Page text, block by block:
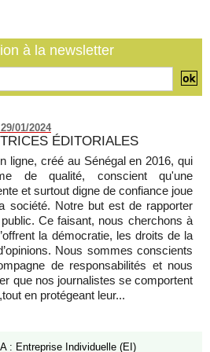
en hausse et poursuit sa course
à la newsletter
29/01/2024
ÉDITORIALES
ligne, créé au Sénégal en 2016, qui
de qualité, conscient qu'une
et surtout digne de confiance joue
société. Notre but est de rapporter
Ce faisant, nous cherchons à
la démocratie, les droits de la
Nous sommes conscients
de responsabilités et nous
que nos journalistes se comportent
en protégeant leur...
: Entreprise Individuelle (EI)